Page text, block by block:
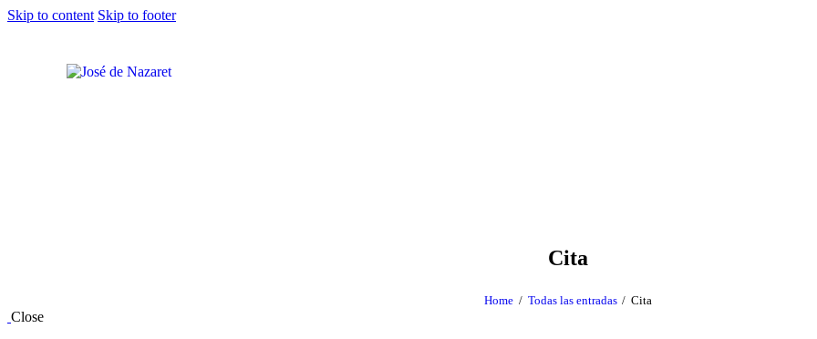
Skip to content Skip to footer
Cita
Home Todas las entradas Cita
Close